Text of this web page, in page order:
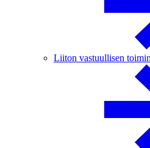
Liiton vastuullisen